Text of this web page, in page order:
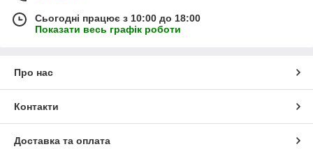
Сьогодні працює з 10:00 до 18:00
Показати весь графік роботи
Про нас
Контакти
Доставка та оплата